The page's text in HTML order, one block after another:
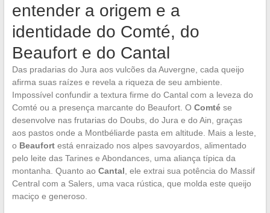
entender a origem e a
identidade do Comté, do
Beaufort e do Cantal
Das pradarias do Jura aos vulcões da Auvergne, cada queijo
afirma suas raízes e revela a riqueza de seu ambiente.
Impossível confundir a textura firme do Cantal com a leveza do
Comté ou a presença marcante do Beaufort. O Comtése
desenvolve nas frutarias do Doubs, do Jura e do Ain, graças
aos pastos onde a Montbéliarde pasta em altitude. Mais a leste,
o Beaufortestá enraizado nos alpes savoyardos, alimentado
pelo leite das Tarines e Abondances, uma aliança típica da
montanha. Quanto ao Cantal , ele extrai sua potência do Massif
Central com a Salers, uma vaca rústica, que molda este queijo
maciço e generoso.